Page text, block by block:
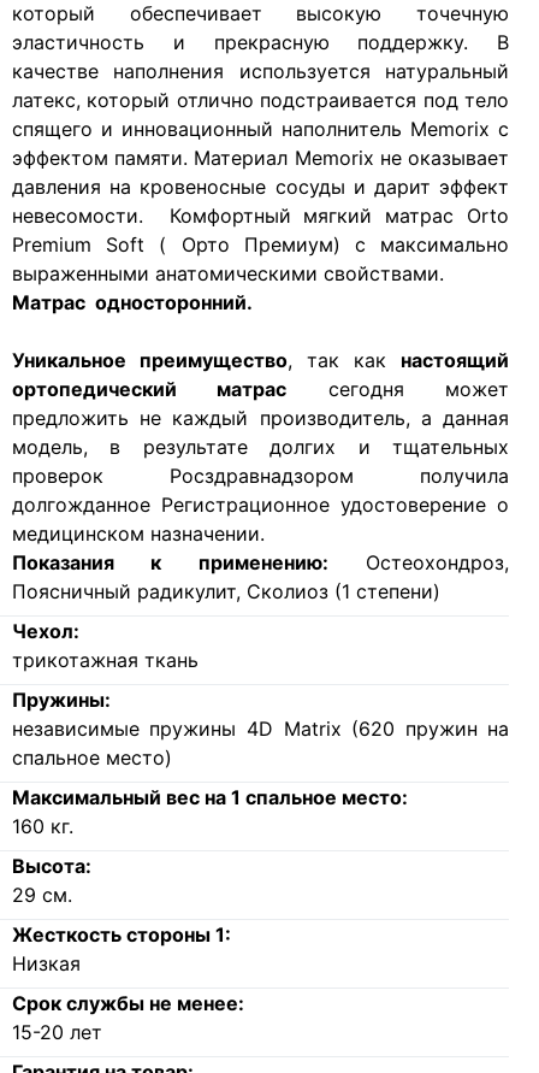
который обеспечивает высокую точечную
эластичность и прекрасную поддержку. В
качестве наполнения используется натуральный
латекс, который отлично подстраивается под тело
спящего и инновационный наполнитель Memorix с
эффектом памяти. Материал Memorix не оказывает
давления на кровеносные сосуды и дарит эффект
невесомости. Комфортный мягкий матрас Orto
Premium Soft ( Орто Премиум) с максимально
выраженными анатомическими свойствами.
Матрас односторонний.
Уникальное преимущество, так как настоящий
ортопедический матрас сегодня может
предложить не каждый производитель, а данная
модель, в результате долгих и тщательных
проверок Росздравнадзором получила
долгожданное Регистрационное удостоверение о
медицинском назначении.
Показания к применению: Остеохондроз,
Поясничный радикулит, Сколиоз (1 степени)
Чехол:
трикотажная ткань
Пружины:
независимые пружины 4D Matrix (620 пружин на
спальное место)
Максимальный вес на 1 спальное место:
160 кг.
Высота:
29 см.
Жесткость стороны 1:
Низкая
Срок службы не менее:
15-20 лет